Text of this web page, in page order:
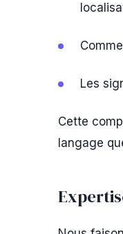
Les
Cette
langage